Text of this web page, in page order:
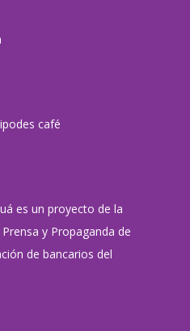
café
es un proyecto de la
y Propaganda de
de bancarios del